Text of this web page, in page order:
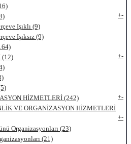
+-
Işıklı (9)
Işıksız (9)
(12)
+-
HİZMETLERİ (242)
+-
VE ORGANİZASYON HİZMETLERİ
+-
Organizasyonları (23)
(21)